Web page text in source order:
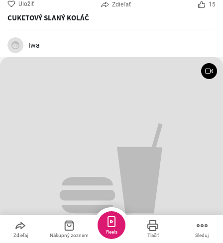
Uložiť Zdieľať 15
CUKETOVÝ SLANÝ KOLÁČ
Iwa
Zdieľaj Nákupný zoznam Tlačiť Sleduj
Reels